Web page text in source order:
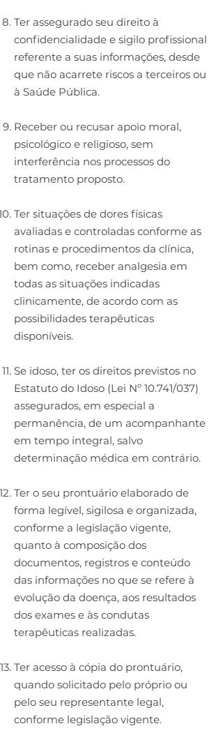
Ter assegurado seu direito à
confidencialidade e sigilo profissional
referente a suas informações, desde
que não acarrete riscos a terceiros ou
à Saúde Pública.
Receber ou recusar apoio moral,
psicológico e religioso, sem
interferência nos processos do
tratamento proposto.
Ter situações de dores físicas
avaliadas e controladas conforme as
rotinas e procedimentos da clínica,
bem como, receber analgesia em
todas as situações indicadas
clinicamente, de acordo com as
possibilidades terapêuticas
disponíveis.
Se idoso, ter os direitos previstos no
Estatuto do Idoso (Lei Nº 10.741/037)
assegurados, em especial a
permanência, de um acompanhante
em tempo integral, salvo
determinação médica em contrário.
Ter o seu prontuário elaborado de
forma legível, sigilosa e organizada,
conforme a legislação vigente,
quanto à composição dos
documentos, registros e conteúdo
das informações no que se refere à
evolução da doença, aos resultados
dos exames e às condutas
terapêuticas realizadas.
Ter acesso à cópia do prontuário,
quando solicitado pelo próprio ou
pelo seu representante legal,
conforme legislação vigente.